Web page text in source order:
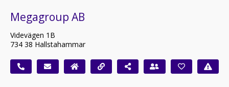
Megagroup AB
Videvägen 1B
734 38 Hallstahammar